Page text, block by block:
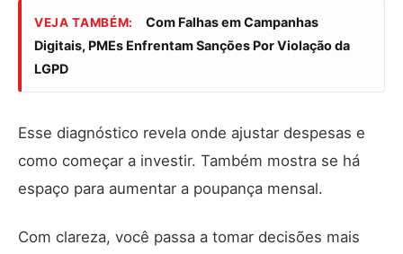
VEJA TAMBÉM:
Com Falhas em Campanhas
Digitais, PMEs Enfrentam Sanções Por Violação da
LGPD
Esse diagnóstico revela onde ajustar despesas e
como começar a investir. Também mostra se há
espaço para aumentar a poupança mensal.
Com clareza, você passa a tomar decisões mais